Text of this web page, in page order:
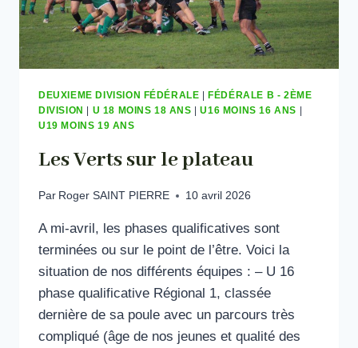
DEUXIEME DIVISION FÉDÉRALE |FÉDÉRALE B - 2ÈME
DIVISION | U 18 MOINS 18 ANS |U16 MOINS 16 ANS |
U19 MOINS 19 ANS
Les Verts sur le plateau
Par Roger SAINT PIERRE 10 avril 2026
A mi-avril, les phases qualificatives sont
terminées ou sur le point de l’être. Voici la
situation de nos différents équipes : – U 16
phase qualificative Régional 1, classée
dernière de sa poule avec un parcours très
compliqué (âge de nos jeunes et qualité des